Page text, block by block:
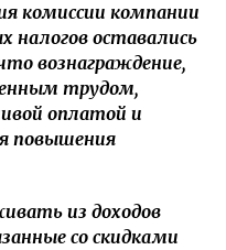
комиссии компании
налогов оставались
вознаграждение,
трудом,
оплатой и
повышения
из доходов
со скидками